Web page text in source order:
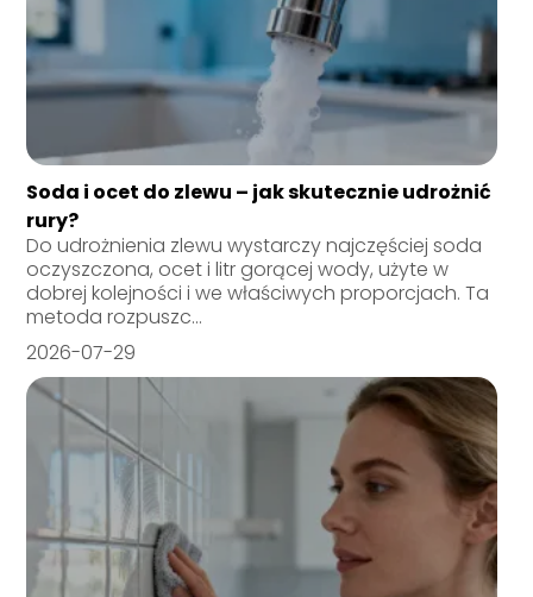
Soda i ocet do zlewu – jak skutecznie udrożnić
rury?
Do udrożnienia zlewu wystarczy najczęściej soda
oczyszczona, ocet i litr gorącej wody, użyte w
dobrej kolejności i we właściwych proporcjach. Ta
metoda rozpuszc...
2026-07-29